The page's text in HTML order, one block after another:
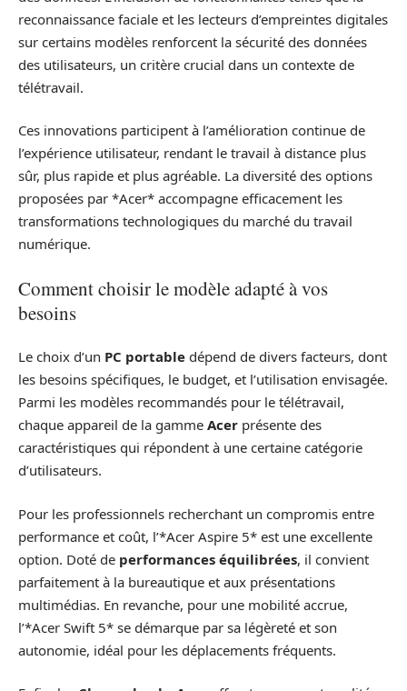
reconnaissance faciale et les lecteurs d’empreintes digitales
sur certains modèles renforcent la sécurité des données
des utilisateurs, un critère crucial dans un contexte de
télétravail.
Ces innovations participent à l’amélioration continue de
l’expérience utilisateur, rendant le travail à distance plus
sûr, plus rapide et plus agréable. La diversité des options
proposées par *Acer* accompagne efficacement les
transformations technologiques du marché du travail
numérique.
Comment choisir le modèle adapté à vos
besoins
Le choix d’un PC portable dépend de divers facteurs, dont
les besoins spécifiques, le budget, et l’utilisation envisagée.
Parmi les modèles recommandés pour le télétravail,
chaque appareil de la gamme Acer présente des
caractéristiques qui répondent à une certaine catégorie
d’utilisateurs.
Pour les professionnels recherchant un compromis entre
performance et coût, l’*Acer Aspire 5* est une excellente
option. Doté de performances équilibrées, il convient
parfaitement à la bureautique et aux présentations
multimédias. En revanche, pour une mobilité accrue,
l’*Acer Swift 5* se démarque par sa légèreté et son
autonomie, idéal pour les déplacements fréquents.